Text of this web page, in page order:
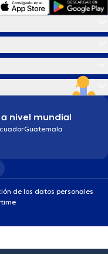
nivel mundial
Guatemala
de los datos personales